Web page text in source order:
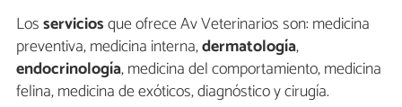
Losserviciosque ofrece Av Veterinarios son: medicina
preventiva, medicina interna,dermatología,
endocrinología, medicina del comportamiento, medicina
felina, medicina de exóticos, diagnóstico y cirugía.